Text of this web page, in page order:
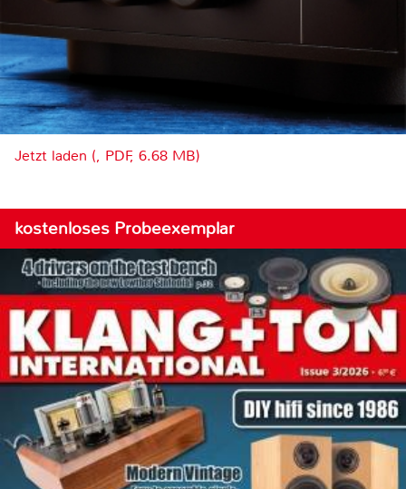
Jetzt laden (, PDF, 6.68 MB)
kostenloses Probeexemplar